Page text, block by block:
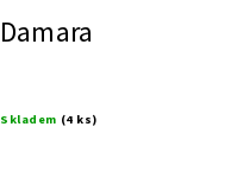
Damara
Skladem (4 ks)